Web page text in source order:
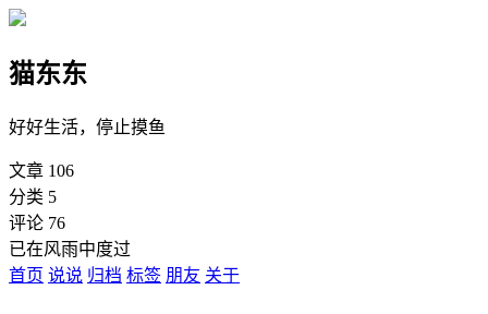
猫东东
好好生活，停止摸鱼
文章 106
分类 5
评论 76
已在风雨中度过
首页 说说 归档 标签 朋友 关于